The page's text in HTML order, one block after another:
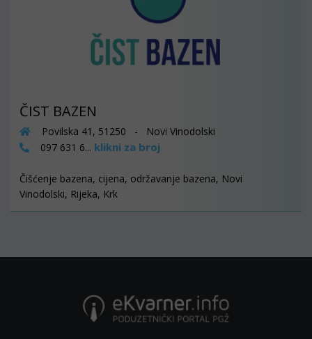
ČIST BAZEN
Povilska 41, 51250 - Novi Vinodolski
097 631 6... klikni za broj
Čišćenje bazena, cijena, održavanje bazena, Novi
Vinodolski, Rijeka, Krk